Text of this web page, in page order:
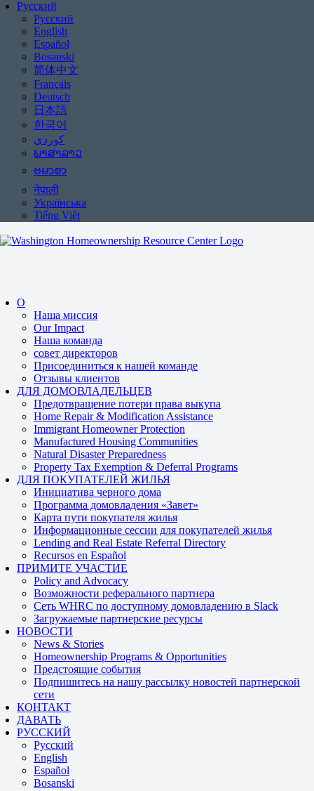
Русский
Русский
English
Español
Bosanski
简体中文
Français
Deutsch
日本語
한국어
ພາສາລາວ
ဗမာစာ
नेपाली
Українська
Tiếng Việt
О
Наша миссия
Our Impact
Наша команда
совет директоров
Присоединиться к нашей команде
Отзывы клиентов
ДЛЯ ДОМОВЛАДЕЛЬЦЕВ
Предотвращение потери права выкупа
Home Repair & Modification Assistance
Immigrant Homeowner Protection
Manufactured Housing Communities
Natural Disaster Preparedness
Property Tax Exemption & Deferral Programs
ДЛЯ ПОКУПАТЕЛЕЙ ЖИЛЬЯ
Инициатива черного дома
Программа домовладения «Завет»
Карта пути покупателя жилья
Информационные сессии для покупателей жилья
Lending and Real Estate Referral Directory
Recursos en Español
ПРИМИТЕ УЧАСТИЕ
Policy and Advocacy
Возможности реферального партнера
Сеть WHRC по доступному домовладению в Slack
Загружаемые партнерские ресурсы
НОВОСТИ
News & Stories
Homeownership Programs & Opportunities
Предстоящие события
Подпишитесь на нашу рассылку новостей партнерской
сети
КОНТАКТ
ДАВАТЬ
РУССКИЙ
Русский
English
Español
Bosanski